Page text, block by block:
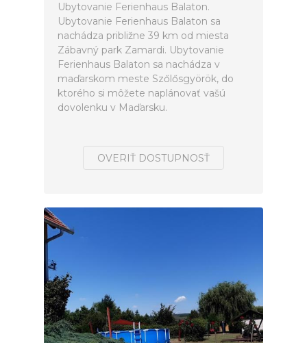
Ubytovanie Ferienhaus Balaton.
Ubytovanie Ferienhaus Balaton sa
nachádza približne 39 km od miesta
Zábavný park Zamardi. Ubytovanie
Ferienhaus Balaton sa nachádza v
maďarskom meste Szőlősgyörök, do
ktorého si môžete naplánovať vašú
dovolenku v Maďarsku.
OVERIŤ DOSTUPNOSŤ